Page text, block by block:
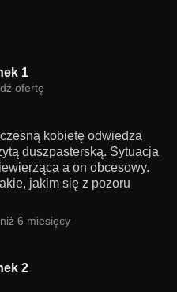
1
ofertę
kobietę odwiedza
duszpasterską. Sytuacja
a on obcesowy.
jakim się z pozoru
6 miesięcy
2